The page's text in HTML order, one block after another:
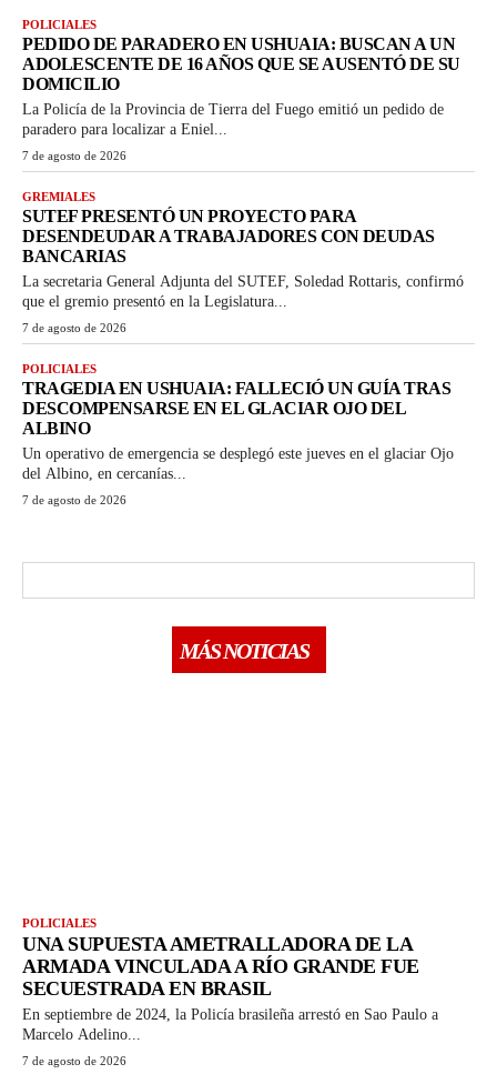
POLICIALES
PEDIDO DE PARADERO EN USHUAIA: BUSCAN A UN
ADOLESCENTE DE 16 AÑOS QUE SE AUSENTÓ DE SU
DOMICILIO
La Policía de la Provincia de Tierra del Fuego emitió un pedido de
paradero para localizar a Eniel...
7 de agosto de 2026
GREMIALES
SUTEF PRESENTÓ UN PROYECTO PARA
DESENDEUDAR A TRABAJADORES CON DEUDAS
BANCARIAS
La secretaria General Adjunta del SUTEF, Soledad Rottaris, confirmó
que el gremio presentó en la Legislatura...
7 de agosto de 2026
POLICIALES
TRAGEDIA EN USHUAIA: FALLECIÓ UN GUÍA TRAS
DESCOMPENSARSE EN EL GLACIAR OJO DEL
ALBINO
Un operativo de emergencia se desplegó este jueves en el glaciar Ojo
del Albino, en cercanías...
7 de agosto de 2026
MÁS NOTICIAS
POLICIALES
UNA SUPUESTA AMETRALLADORA DE LA
ARMADA VINCULADA A RÍO GRANDE FUE
SECUESTRADA EN BRASIL
En septiembre de 2024, la Policía brasileña arrestó en Sao Paulo a
Marcelo Adelino...
7 de agosto de 2026